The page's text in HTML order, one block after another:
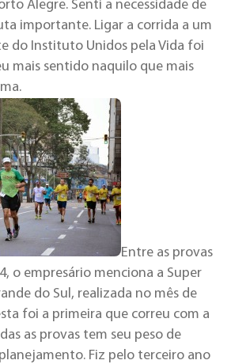
Alegre. Senti a necessidade de
importante. Ligar a corrida a um
do Instituto Unidos pela Vida foi
mais sentido naquilo que mais
Entre as provas
o empresário menciona a Super
do Sul, realizada no mês de
foi a primeira que correu com a
as provas tem seu peso de
Fiz pelo terceiro ano